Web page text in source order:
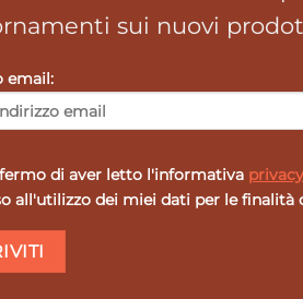
sui nuovi
email:
di aver letto l'informativa
all'utilizzo dei miei dati per le finalità